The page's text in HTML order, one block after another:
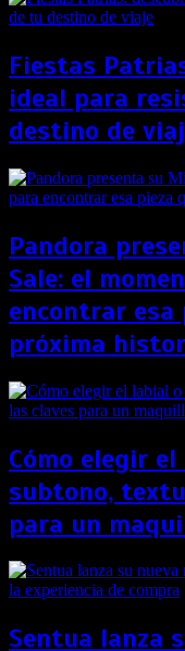
Fiestas
ideal para
destino de
Pandora
Sale: el
encontrar
próxima
Cómo elegir
subtono,
para un
Sentua lanza